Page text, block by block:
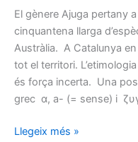
mitologia
medicina
tradicional
El gènere Ajuga pertany
cinquantena llarga
Austràlia. A Catalunya
tot el territori.
és força incerta. Una
grec α, a- (= sense) i
Ajuga:
Llegeix més »